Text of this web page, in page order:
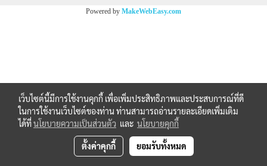
Powered by MakeWebEasy.com
เว็บไซต์นี้มีการใช้งานคุกกี้ เพื่อเพิ่มประสิทธิภาพและประสบการณ์ที่ดี
ในการใช้งานเว็บไซต์ของท่าน ท่านสามารถอ่านรายละเอียดเพิ่มเติม
ได้ที่นโยบายความเป็นส่วนตัว และ นโยบายคุกกี้
ตั้งค่าคุกกี้ ยอมรับทั้งหมด